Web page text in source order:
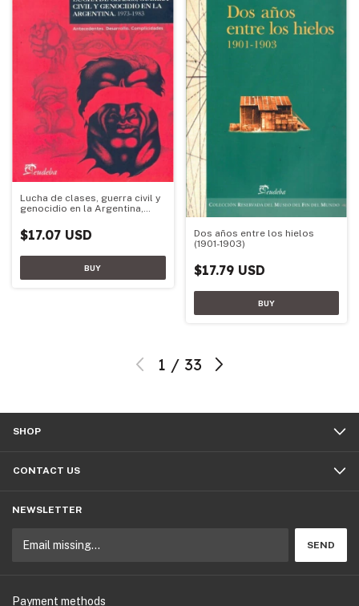
Lucha de clases, guerra civil y
genocidio en la Argentina,
$17.07 USD
Dos años entre los hielos
(1901-1903)
$17.79 USD
1 / 33
SHOP
CONTACT US
NEWSLETTER
Payment methods